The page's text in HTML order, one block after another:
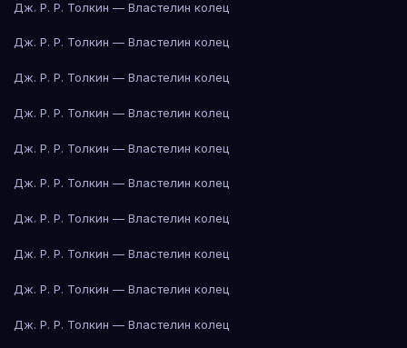
Дж. Р. Р. Толкин — Властелин колец
Дж. Р. Р. Толкин — Властелин колец
Дж. Р. Р. Толкин — Властелин колец
Дж. Р. Р. Толкин — Властелин колец
Дж. Р. Р. Толкин — Властелин колец
Дж. Р. Р. Толкин — Властелин колец
Дж. Р. Р. Толкин — Властелин колец
Дж. Р. Р. Толкин — Властелин колец
Дж. Р. Р. Толкин — Властелин колец
Дж. Р. Р. Толкин — Властелин колец